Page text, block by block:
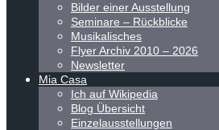
Bilder einer Ausstellung
Seminare – Rückblicke
Musikalisches
Flyer Archiv 2010 – 2026
Newsletter
Mia Casa
Ich auf Wikipedia
Blog Übersicht
Einzelausstellungen